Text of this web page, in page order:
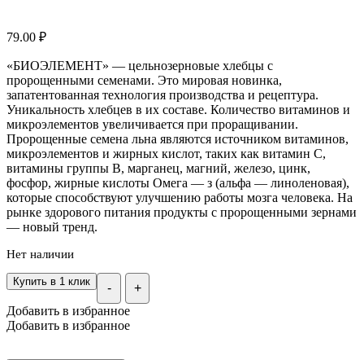
79.00 ₽
«БИОЭЛЕМЕНТ» — цельнозерновые хлебцы с
пророщенными семенами. Это мировая новинка,
запатентованная технология производства и рецептура.
Уникальность хлебцев в их составе. Количество витаминов и
микроэлементов увеличивается при проращивании.
Пророщенные семена льна являются источником витаминов,
микроэлементов и жирных кислот, таких как витамин С,
витамины группы В, марганец, магний, железо, цинк,
фосфор, жирные кислоты Омега — з (альфа — линоленовая),
которые способствуют улучшению работы мозга человека. На
рынке здорового питания продукты с пророщенными зернами
— новый тренд.
Нет наличии
- +
Купить в 1 клик
Добавить в избранное
Добавить в избранное